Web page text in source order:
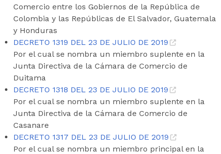
Comercio entre los Gobiernos de la República de
Colombia y las Repúblicas de El Salvador, Guatemala
y Honduras
DECRETO 1319 DEL 23 DE JULIO DE 2019
Por el cual se nombra un miembro suplente en la
Junta Directiva de la Cámara de Comercio de
Duitama
DECRETO 1318 DEL 23 DE JULIO DE 2019
Por el cual se nombra un miembro suplente en la
Junta Directiva de la Cámara de Comercio de
Casanare
DECRETO 1317 DEL 23 DE JULIO DE 2019
Por el cual se nombra un miembro principal en la